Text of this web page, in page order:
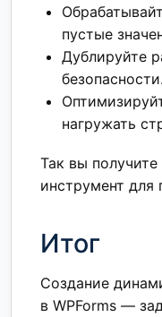
пустые
Дублируйте
безопасности.
нагружать
Так вы
инструмент для
Итог
Создание
в WPForms —